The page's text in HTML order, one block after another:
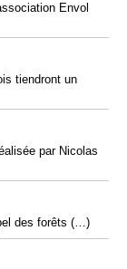
Envol
tiendront un
par Nicolas
des forêts (…)